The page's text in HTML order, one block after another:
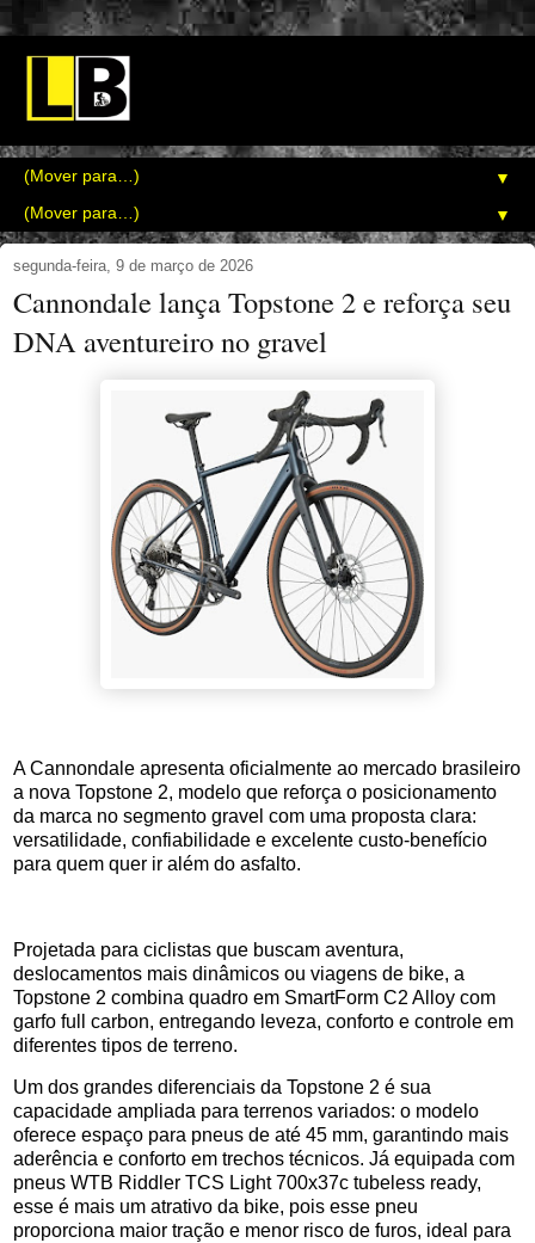
▼
▼
segunda-feira, 9 de março de 2026
Cannondale lança Topstone 2 e reforça seu
DNA aventureiro no gravel
A Cannondale apresenta oficialmente ao mercado brasileiro
a nova Topstone 2, modelo que reforça o posicionamento
da marca no segmento gravel com uma proposta clara:
versatilidade, confiabilidade e excelente custo-benefício
para quem quer ir além do asfalto.
Projetada para ciclistas que buscam aventura,
deslocamentos mais dinâmicos ou viagens de bike, a
Topstone 2 combina quadro em SmartForm C2 Alloy com
garfo full carbon, entregando leveza, conforto e controle em
diferentes tipos de terreno.
Um dos grandes diferenciais da Topstone 2 é sua
capacidade ampliada para terrenos variados: o modelo
oferece espaço para pneus de até 45 mm, garantindo mais
aderência e conforto em trechos técnicos. Já equipada com
pneus WTB Riddler TCS Light 700x37c tubeless ready,
esse é mais um atrativo da bike, pois esse pneu
proporciona maior tração e menor risco de furos, ideal para